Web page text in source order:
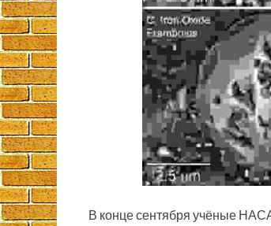
В конце сентября учёные